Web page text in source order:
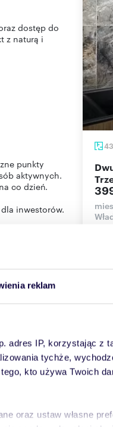
reklam
adres IP, korzystając z
tychże,
kto używa Twoich
oraz ustaw własne
dostęp do
z naturą i
punkty
aktywnych.
co dzień.
inwestorów.
Dwupokojowe mieszkanie 43 m² - Dolina